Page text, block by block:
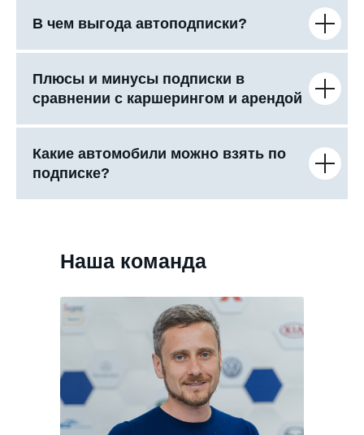
В чем выгода автоподписки?
Плюсы и минусы подписки в
сравнении с каршерингом и арендой
Какие автомобили можно взять по
подписке?
Наша команда